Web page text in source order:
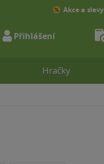
Hračky
Akce a slevy
Přihlášení